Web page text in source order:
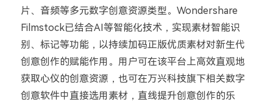
片、音频等多元数字创意资源类型。Wondershare
Filmstock已结合AI等智能化技术，实现素材智能识
别、标记等功能，以持续加码正版优质素材对新生代
创意创作的赋能作用。用户可在该平台上高效直观地
获取心仪的创意资源，也可在万兴科技旗下相关数字
创意软件中直接选用素材，直线提升创意创作的乐